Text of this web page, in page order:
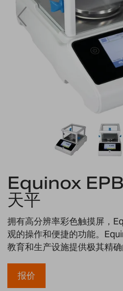
to
the
beginning
of
the
images
gallery
Equinox
天平
拥有高分辨率彩色触摸屏，
观的操作和便捷的功能。
教育和生产设施提供极其精确
报价